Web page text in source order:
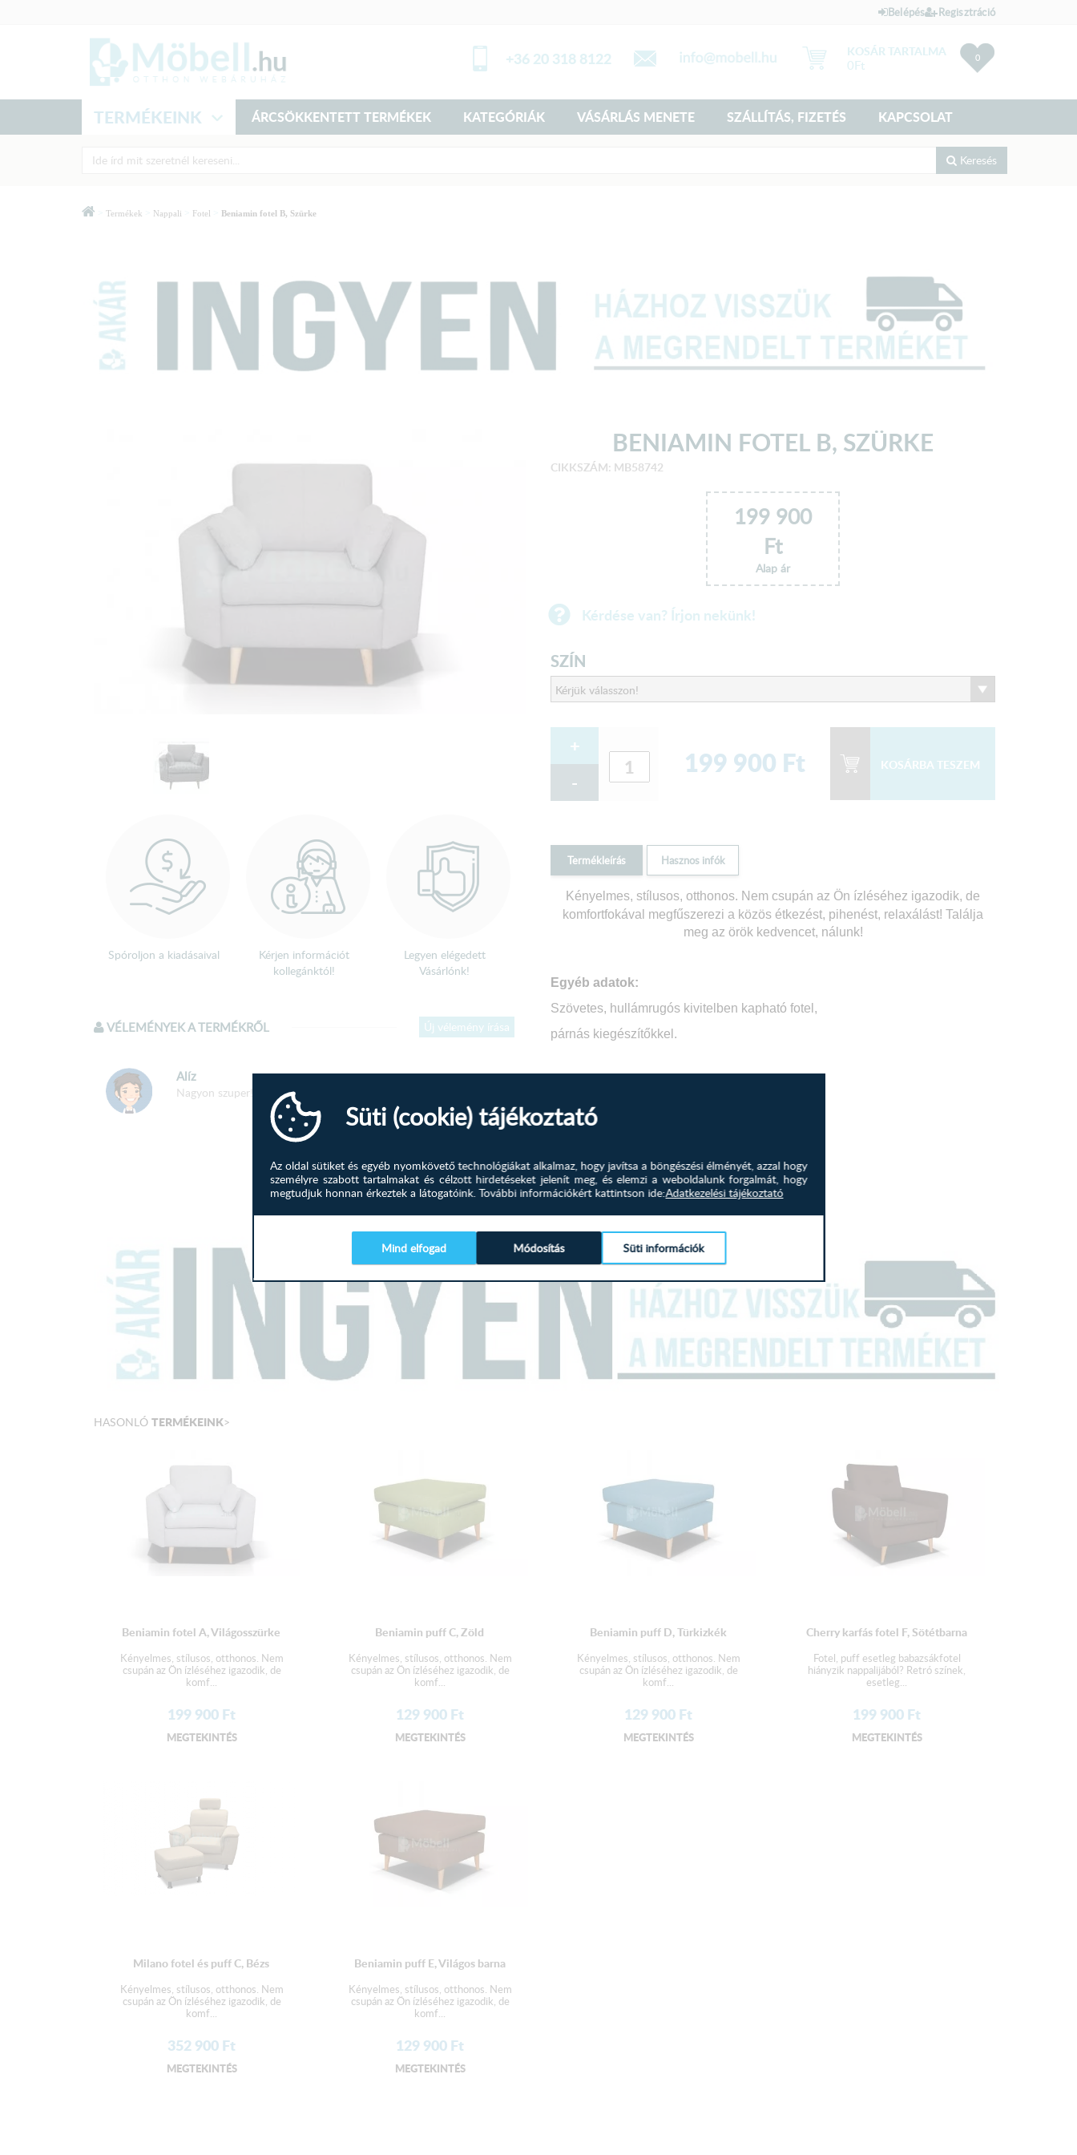
Belépés Regisztráció
0
KOSÁR TARTALMA
0Ft
+36 20 318 8122
TERMÉKEINK ÁRCSÖKKENTETT TERMÉKEK KATEGÓRIÁK VÁSÁRLÁS MENETE SZÁLLÍTÁS, FIZETÉS KAPCSOLAT
Keresés
Termékek Nappali Fotel Beniamin fotel B, Szürke
Spóroljon a kiadásaival
Kérjen információt
kollegánktól!
Legyen elégedett
Vásárlónk!
VÉLEMÉNYEK A TERMÉKRŐL Új vélemény írása
Alíz
Nagyon szuper! Feldobja a nappalinkat! :) Köszönjük!
BENIAMIN FOTEL B, SZÜRKE
CIKKSZÁM: MB58742
199 900
Ft
Alap ár
Kérdése van? Írjon nekünk!
SZÍN
+
-
199 900 Ft
Termékleírás Hasznos infók
Kényelmes, stílusos, otthonos. Nem csupán az Ön ízléséhez igazodik, de
komfortfokával megfűszerezi a közös étkezést, pihenést, relaxálást! Találja
meg az örök kedvencet, nálunk!
Egyéb adatok:
Szövetes, hullámrugós kivitelben kapható fotel,
párnás kiegészítőkkel.
Szürke szövet
Méretei:
Magasság: 90 cm
Szélesség: 98 cm
A terméket elemekre bontva, csomagolva szállítjuk!
HASONLÓ TERMÉKEINK>
Beniamin fotel A, Világosszürke
Kényelmes, stílusos, otthonos. Nem
csupán az Ön ízléséhez igazodik, de
komf...
199 900Ft
MEGTEKINTÉS
Beniamin puff C, Zöld
Kényelmes, stílusos, otthonos. Nem
csupán az Ön ízléséhez igazodik, de
komf...
129 900Ft
MEGTEKINTÉS
Beniamin puff D, Türkizkék
Kényelmes, stílusos, otthonos. Nem
csupán az Ön ízléséhez igazodik, de
komf...
129 900Ft
MEGTEKINTÉS
Cherry karfás fotel F, Sötétbarna
Fotel, puff esetleg babazsákfotel
hiányzik nappalijából? Retró színek,
esetleg...
199 900Ft
MEGTEKINTÉS
Milano fotel és puff C, Bézs
Kényelmes, stílusos, otthonos. Nem
csupán az Ön ízléséhez igazodik, de
komf...
352 900Ft
MEGTEKINTÉS
Beniamin puff E, Világos barna
Kényelmes, stílusos, otthonos. Nem
csupán az Ön ízléséhez igazodik, de
komf...
129 900Ft
MEGTEKINTÉS
Süti (cookie) tájékoztató
Az oldal sütiket és egyéb nyomkövető technológiákat alkalmaz, hogy javítsa a böngészési élményét, azzal hogy
személyre szabott tartalmakat és célzott hirdetéseket jelenít meg, és elemzi a weboldalunk forgalmát, hogy
megtudjuk honnan érkeztek a látogatóink. További információkért kattintson ide:Adatkezelési tájékoztató
Mind elfogad Módosítás Süti információk